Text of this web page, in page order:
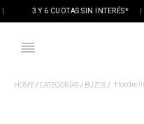
3 Y 6 CUOTAS SIN INTERÉS* |
CATEGORÍAS BUZOS Hoodie